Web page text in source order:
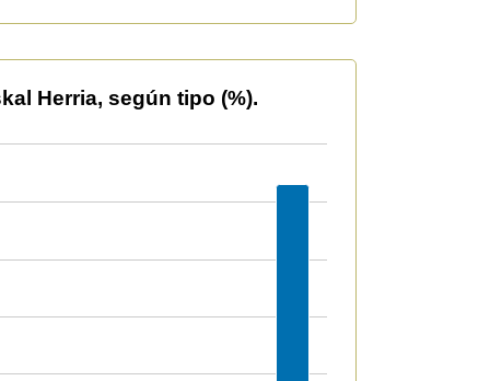
(%).
to 36.5310929234739.
Herria, según tipo (%).